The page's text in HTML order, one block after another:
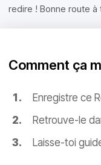
redire ! Bonne route à
Comment ça
Enregistre ce
Retrouve-le
Laisse-toi